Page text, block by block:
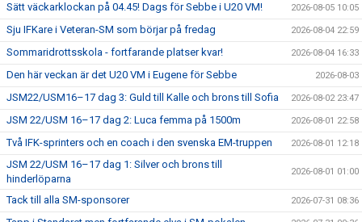
Sätt väckarklockan på 04.45! Dags för Sebbe i U20 VM! 2026-08-05 10:05
Sju IFKare i Veteran-SM som börjar på fredag 2026-08-04 22:59
Sommaridrottsskola - fortfarande platser kvar! 2026-08-04 16:33
Den här veckan är det U20 VM i Eugene för Sebbe 2026-08-03
JSM22/USM16–17 dag 3: Guld till Kalle och brons till Sofia 2026-08-02 23:47
JSM 22/USM 16–17 dag 2: Luca femma på 1500m 2026-08-01 22:58
Två IFK-sprinters och en coach i den svenska EM-truppen 2026-08-01 12:18
JSM 22/USM 16–17 dag 1: Silver och brons till
hinderlöparna
2026-08-01 01:00
Tack till alla SM-sponsorer 2026-07-31 08:36